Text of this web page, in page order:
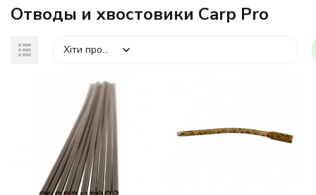
Отводы и хвостовики Carp Pro
Хіти продажів